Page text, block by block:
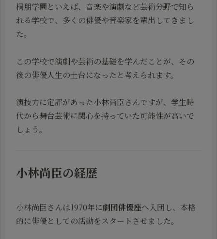
桐朋学園といえば、音楽や演劇など芸術分野で知ら
れる学校で、多くの俳優や音楽家を輩出してきまし
た。
この学校で演劇や芸術の基礎を学んだことが、その
後の俳優人生の土台になったと考えられます。
演技力に定評があった小林尚臣さんですが、学生時
代から舞台芸術に関心を持っていた可能性が高いで
しょう。
小林尚臣の経歴
小林尚臣さんは1970年に劇団俳優座へ入団し、本格
的に俳優としての活動をスタートさせました。